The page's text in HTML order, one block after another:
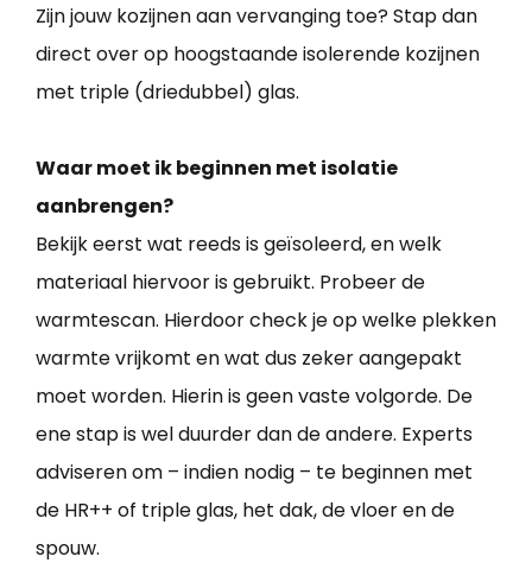
Zijn jouw kozijnen aan vervanging toe? Stap dan
direct over op hoogstaande isolerende kozijnen
met triple (driedubbel) glas.
Waar moet ik beginnen met isolatie
aanbrengen?
Bekijk eerst wat reeds is geïsoleerd, en welk
materiaal hiervoor is gebruikt. Probeer de
warmtescan. Hierdoor check je op welke plekken
warmte vrijkomt en wat dus zeker aangepakt
moet worden. Hierin is geen vaste volgorde. De
ene stap is wel duurder dan de andere. Experts
adviseren om – indien nodig – te beginnen met
de HR++ of triple glas, het dak, de vloer en de
spouw.